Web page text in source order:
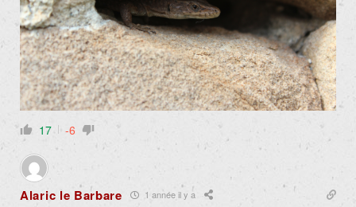
17 -6
Alaric le Barbare 1 année il y a